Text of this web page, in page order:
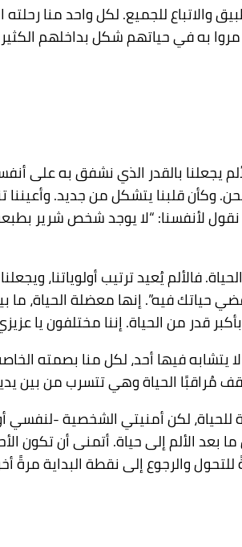
والاتباع للجميع. لكل واحد منا
به في حياتهم شكل بداخلهم
يجعلنا بالقدر الذي نشفق به على
وكأن قلبنا يتشكل من جديد.
لأنفسنا: “لا يوجد شخص شرير
فالألم يُعيد ترتيب أولوياتنا،
حياتك فيه”. إنها معضلة الحياة،
قدر من الحياة. إننا مختلفون يا
لا يتشابه فيها أحد، لكل منا بصمته
مُراقبًا الحياة وهي تتسرب من بين
لكن أمنيتي الشخصية -لنفسي
ما بعد الألم إلى حياة. أتمنى أن
والرجوع إلى نقطة البداية مرةً